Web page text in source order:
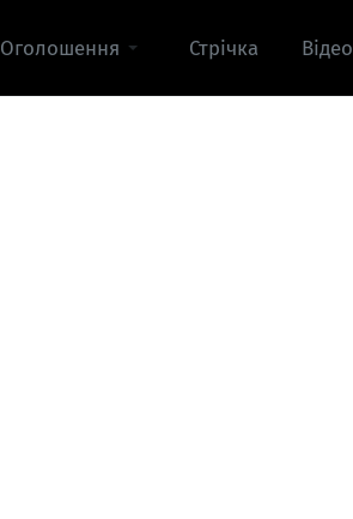
Оголошення Стрічка Відео